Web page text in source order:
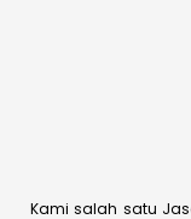
Kami salah satu